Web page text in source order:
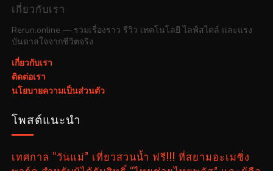
เกี่ยวกับเรา
Rerun.online — รวมเรื่องราว รีวิว เทคโนโลยี ไลฟ์สไตล์ และแรง
บันดาลใจจากชีวิตจริง
เกี่ยวกับเรา
ติดต่อเรา
นโยบายความเป็นส่วนตัว
โพสต์แนะนำ
เทศกาล “วันแม่” เที่ยวสวนน้ำ ฟรี!!! ที่สยามอะเมซิ่ง